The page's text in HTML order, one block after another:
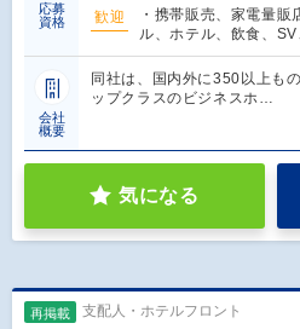
応募
資格
歓迎
・携帯販売、家電量
ル、ホテル、飲食、
会社
概要
同社は、国内外に350以上も
ップクラスのビジネスホ…
気になる
再掲載 支配人・ホテルフロント